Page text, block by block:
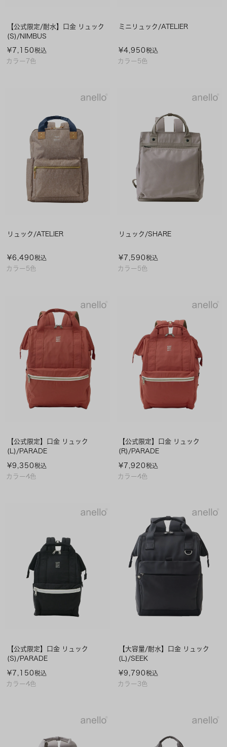
カラー7色
【公式限定/耐水】口金 リュック
(S)/NIMBUS
¥ 7,150税込
カラー5色
ミニリュック/ATELIER
¥4,950税込
カラー5色
リュック/ATELIER
¥6,490税込
カラー5色
リュック/SHARE
¥ 7,590税込
カラー4色
【公式限定】口金 リュック
(L)/PARADE
¥9,350税込
カラー4色
【公式限定】口金 リュック
(R)/PARADE
¥7,920税込
カラー4色
【公式限定】口金 リュック
(S)/PARADE
¥7,150税込
カラー3色
【大容量/耐水】口金 リュック
(L)/SEEK
¥9,790税込